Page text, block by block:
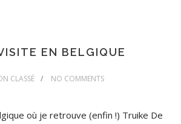
EN BELGIQUE
CLASSÉ NO COMMENTS
où je retrouve (enfin !) Truike De